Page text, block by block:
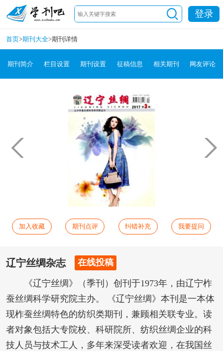
登录
首页>期刊大全>期刊详情
期刊简介 栏目设置 期刊设置 征稿信息 相关期刊 网友评论
加入收藏 期刊点评 纠错补充 我要提问
辽宁丝绸杂志 在线投稿
《辽宁丝绸》（季刊）创刊于1973年，由辽宁柞
蚕丝绸科学研究院主办。 《辽宁丝绸》本刊是一本体
现柞蚕丝绸特色的纺织类期刊，兼顾相关联专业。读
者对象包括大专院校、科研院所、纺织丝绸企业的科
技人员与技术工人，多年来深受读者欢迎，在我国丝